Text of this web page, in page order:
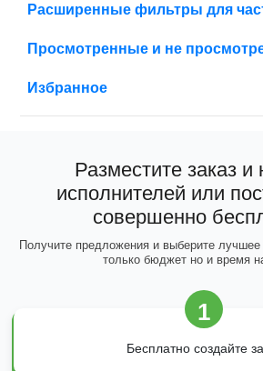
Расширенные фильтры для
Просмотренные и не
Избранное
Разместите заказ и
исполнителей или
совершенно
Получите предложения и выберите лучшее
только бюджет но и время
1
Бесплатно создайте